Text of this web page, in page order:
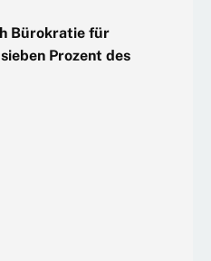
Bürokratie für
Prozent des